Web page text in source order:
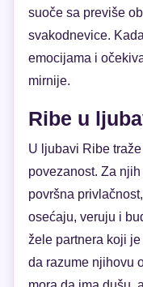
suoče sa previše
svakodnevice.
emocijama i
mirnije.
Ribe u
U ljubavi Ribe
povezanost. Za
površna
osećaju, veruju i
žele partnera koji
da razume njihovu